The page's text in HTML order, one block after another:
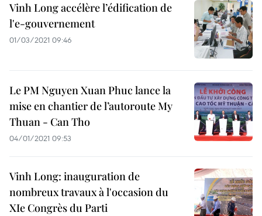
Vinh Long accélère l’édification de
l'e-gouvernement
01/03/2021 09:46
Le PM Nguyen Xuan Phuc lance la
mise en chantier de l’autoroute My
Thuan - Can Tho
04/01/2021 09:53
Vinh Long: inauguration de
nombreux travaux à l'occasion du
XIe Congrès du Parti